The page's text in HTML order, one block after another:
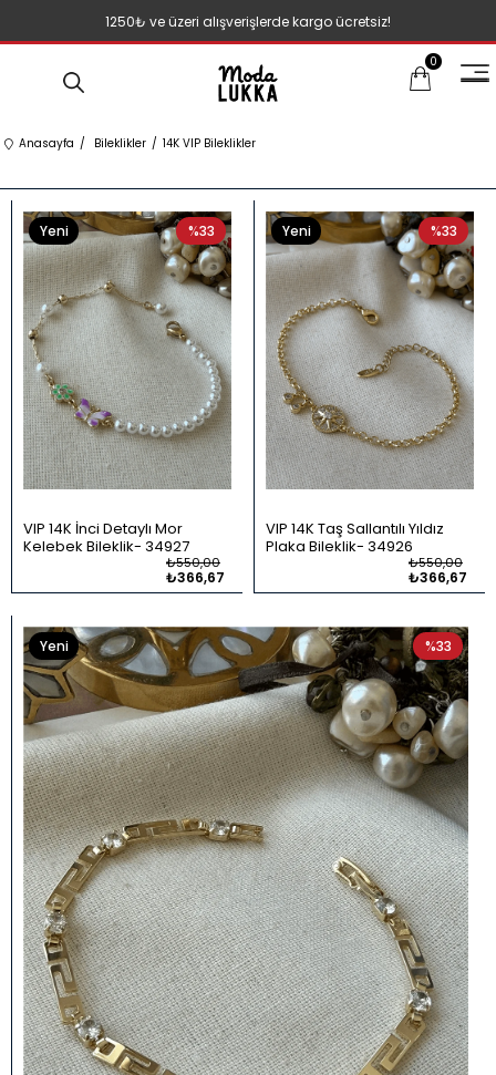
1250₺ ve üzeri alışverişlerde kargo ücretsiz!
0
Anasayfa Bileklikler 14K VIP Bileklikler
VIP 14K İnci Detaylı Mor
Kelebek Bileklik 34927
₺366,67
₺550,00
%33
Yeni
Ürün
VIP 14K Taş Sallantılı Yıldız
Plaka Bileklik 34926
₺366,67
₺550,00
%33
Yeni
Ürün
%33
Yeni
Ürün